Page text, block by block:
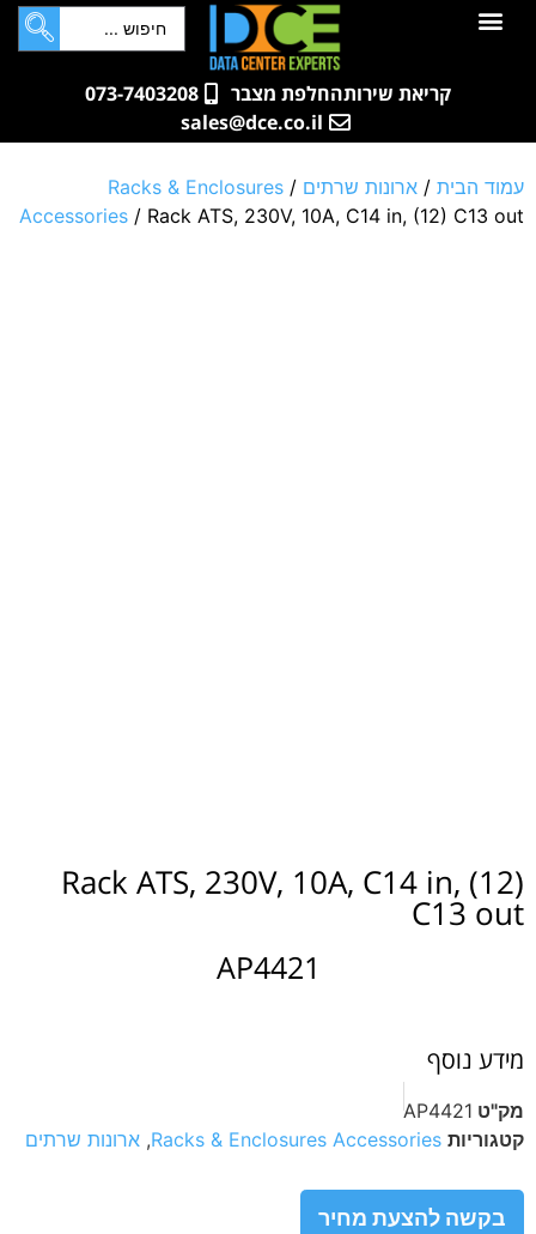
לתוכן
קריאת שירותהחלפת מצבר
073-7403208
sales@dce.co.il
עמוד הבית / ארונות שרתים /
Racks & Enclosures
Accessories / Rack ATS, 230V, 10A, C14 in, (12) C13 out
Rack ATS, 230V, 10A, C14 in, (12)
C13 out
AP4421
מידע נוסף
מק"ט AP4421
קטגוריות Racks & Enclosures Accessories
, ארונות שרתים
בקשה להצעת מחיר